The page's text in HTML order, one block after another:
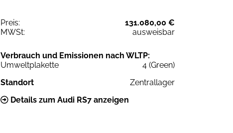
Preis:
131.080,00 €
MWSt:
ausweisbar
Verbrauch und Emissionen nach WLTP:
Umweltplakette
4 (Green)
Standort
Zentrallager
Details zum Audi RS7 anzeigen